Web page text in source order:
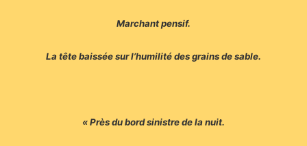
Marchant pensif.
La tête baissée sur l’humilité des grains de sable.
« Près du bord sinistre de la nuit.